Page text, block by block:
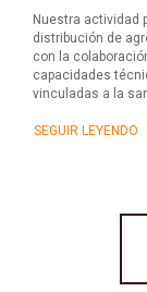
Nuestra actividad
distribución de
con la
capacidades
vinculadas a la
SEGUIR LEYENDO